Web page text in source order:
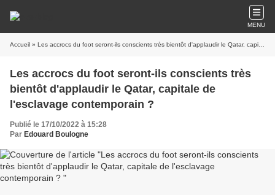
MENU
Accueil » Les accrocs du foot seront-ils conscients très bientôt d'applaudir le Qatar, capitale de l'esclavage contemporain ?
Les accrocs du foot seront-ils conscients très
bientôt d'applaudir le Qatar, capitale de
l'esclavage contemporain ?
Publié le 17/10/2022 à 15:28
Par Edouard Boulogne